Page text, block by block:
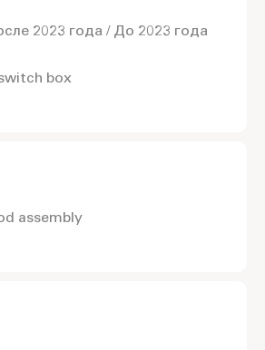
2023 года / До 2023 года
box
assembly